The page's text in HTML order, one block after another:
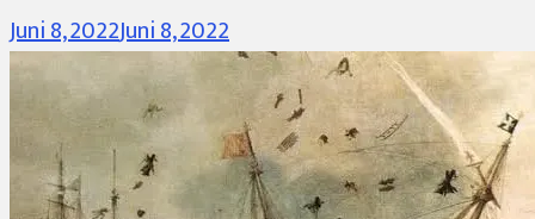
Juni 8, 2022Juni 8, 2022